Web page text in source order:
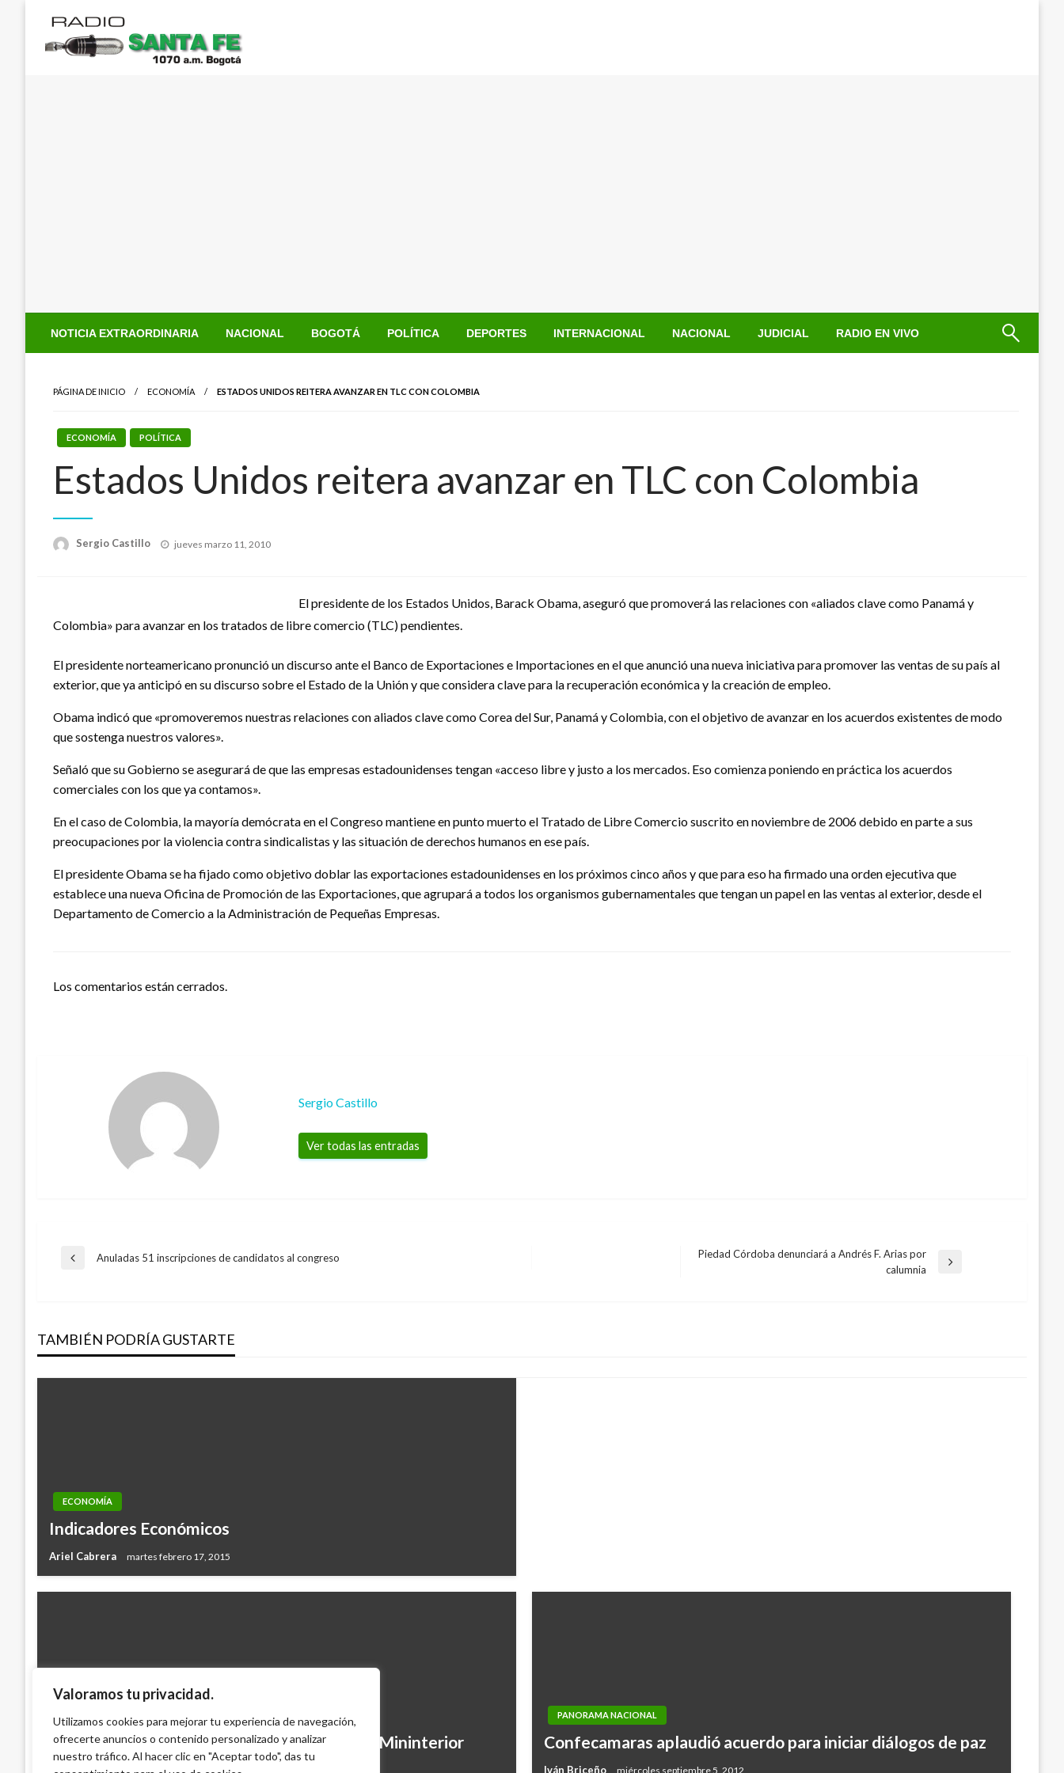
Valoramos tu privacidad.
Utilizamos cookies para mejorar tu experiencia de navegación,
ofrecerte anuncios o contenido personalizado y analizar
nuestro tráfico. Al hacer clic en "Aceptar todo", das tu
contenido
NOTICIA EXTRAORDINARIA NACIONAL BOGOTÁ POLÍTICA DEPORTES INTERNACIONAL NACIONAL JUDICIAL RADIO EN VIVO
PÁGINA DE INICIO ECONOMÍA ESTADOS UNIDOS REITERA AVANZAR EN TLC CON COLOMBIA
ECONOMÍA POLÍTICA
Estados Unidos reitera avanzar en TLC con Colombia
Sergio Castillo
Publicado
jueves marzo 11, 2010
El presidente de los Estados Unidos, Barack Obama, aseguró que promoverá las relaciones con «aliados clave como Panamá y
Colombia» para avanzar en los tratados de libre comercio (TLC) pendientes.
El presidente norteamericano pronunció un discurso ante el Banco de Exportaciones e Importaciones en el que anunció una nueva iniciativa para promover las ventas de su país al
exterior, que ya anticipó en su discurso sobre el Estado de la Unión y que considera clave para la recuperación económica y la creación de empleo.
Obama indicó que «promoveremos nuestras relaciones con aliados clave como Corea del Sur, Panamá y Colombia, con el objetivo de avanzar en los acuerdos existentes de modo
que sostenga nuestros valores».
Señaló que su Gobierno se asegurará de que las empresas estadounidenses tengan «acceso libre y justo a los mercados. Eso comienza poniendo en práctica los acuerdos
comerciales con los que ya contamos».
En el caso de Colombia, la mayoría demócrata en el Congreso mantiene en punto muerto el Tratado de Libre Comercio suscrito en noviembre de 2006 debido en parte a sus
preocupaciones por la violencia contra sindicalistas y las situación de derechos humanos en ese país.
El presidente Obama se ha fijado como objetivo doblar las exportaciones estadounidenses en los próximos cinco años y que para eso ha firmado una orden ejecutiva que
establece una nueva Oficina de Promoción de las Exportaciones, que agrupará a todos los organismos gubernamentales que tengan un papel en las ventas al exterior, desde el
Departamento de Comercio a la Administración de Pequeñas Empresas.
Los comentarios están cerrados.
Sergio Castillo
Ver todas las entradas
Navegación
entradas
Entrada
Anuladas 51 inscripciones de candidatos al congreso
Piedad Córdoba denunciará a Andrés F. Arias por
calumnia
TAMBIÉN PODRÍA GUSTARTE
ECONOMÍA
Indicadores Económicos
Ariel Cabrera martes febrero 17, 2015
Nuevos beneficios sociales para concejales: Mininterior
Geovany Quintero Gómez viernes marzo 30, 2012
PANORAMA NACIONAL
Confecamaras aplaudió acuerdo para iniciar diálogos de paz
Iván Briceño miércoles septiembre 5, 2012